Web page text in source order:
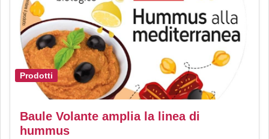
Prodotti
Baule Volante amplia la linea di
hummus